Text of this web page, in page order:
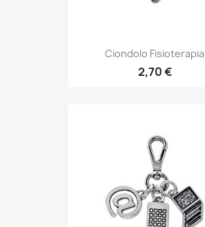
Ciondolo Fisioterapia
2,70 €